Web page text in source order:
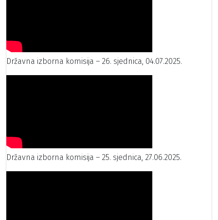
Državna izborna komisija – 26. sjednica, 04.07.2025.
Državna izborna komisija – 25. sjednica, 27.06.2025.